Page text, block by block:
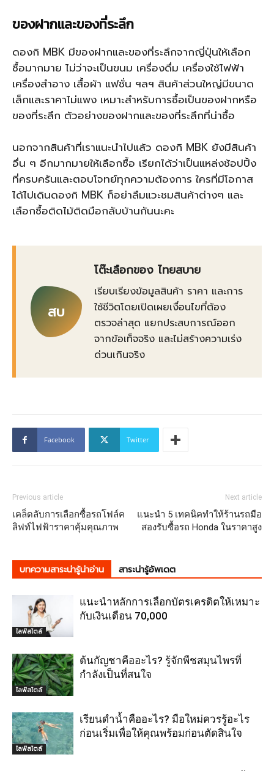
ของฝากและของที่ระลึก
ดองกิ MBK มีของฝากและของที่ระลึกจากญี่ปุ่นให้เลือก
ซื้อมากมาย ไม่ว่าจะเป็นขนม เครื่องดื่ม เครื่องใช้ไฟฟ้า
เครื่องสำอาง เสื้อผ้า แฟชั่น ฯลฯ สินค้าส่วนใหญ่มีขนาด
เล็กและราคาไม่แพง เหมาะสำหรับการซื้อเป็นของฝากหรือ
ของที่ระลึก ตัวอย่างของฝากและของที่ระลึกที่น่าซื้อ
นอกจากสินค้าที่เราแนะนำไปแล้ว ดองกิ MBK ยังมีสินค้า
อื่น ๆ อีกมากมายให้เลือกซื้อ เรียกได้ว่าเป็นแหล่งช้อปปิ้ง
ที่ครบครันและตอบโจทย์ทุกความต้องการ ใครที่มีโอกาส
ได้ไปเดินดองกิ MBK ก็อย่าลืมแวะชมสินค้าต่างๆ และ
เลือกซื้อติดไม้ติดมือกลับบ้านกันนะคะ
สบ
โต๊ะเลือกของ ไทยสบาย
เรียบเรียงข้อมูลสินค้า ราคา และการ
ใช้ชีวิตโดยเปิดเผยเงื่อนไขที่ต้อง
ตรวจล่าสุด แยกประสบการณ์ออก
จากข้อเท็จจริง และไม่สร้างความเร่ง
ด่วนเกินจริง
Facebook Twitter
Previous article
เคล็ดลับการเลือกซื้อรถโฟล์ค
ลิฟท์ไฟฟ้าราคาคุ้มคุณภาพ
Next article
แนะนำ 5 เทคนิคทำให้ร้านรถมือ
สองรับซื้อรถ Honda ในราคาสูง
บทความสาระน่ารู้น่าอ่าน สาระน่ารู้อัพเดต
ไลฟ์สไตล์
แนะนำหลักการเลือกบัตรเครดิตให้เหมาะ
กับเงินเดือน 70,000
ไลฟ์สไตล์
ต้นกัญชาคืออะไร? รู้จักพืชสมุนไพรที่
กำลังเป็นที่สนใจ
ไลฟ์สไตล์
เรียนดำน้ำคืออะไร? มือใหม่ควรรู้อะไร
ก่อนเริ่มเพื่อให้คุณพร้อมก่อนตัดสินใจ